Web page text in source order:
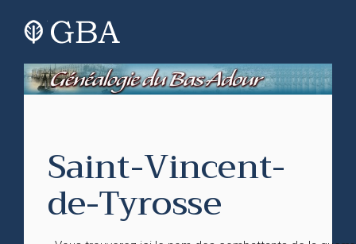
Saint-Vincent-
de-Tyrosse